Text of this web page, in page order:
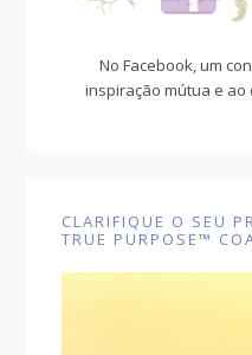
No Facebook, um
inspiração mútua e ao
CLARIFIQUE O SEU
TRUE PURPOSE™